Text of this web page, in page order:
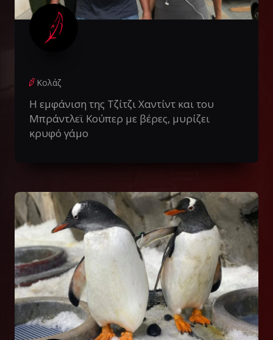
Κολάζ
Η εμφάνιση της Τζίτζι Χαντίντ και του
Μπράντλεϊ Κούπερ με βέρες, μυρίζει
κρυφό γάμο